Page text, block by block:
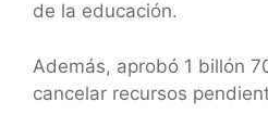
de la educación.
Además, aprobó 1 billón
cancelar recursos